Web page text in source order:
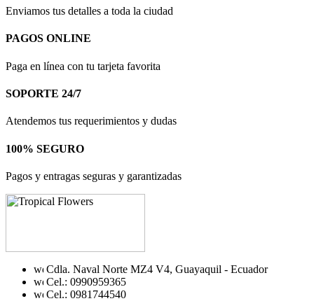
Enviamos tus detalles a toda la ciudad
PAGOS ONLINE
Paga en línea con tu tarjeta favorita
SOPORTE 24/7
Atendemos tus requerimientos y dudas
100% SEGURO
Pagos y entragas seguras y garantizadas
Cdla. Naval Norte MZ4 V4, Guayaquil - Ecuador
Cel.: 0990959365
Cel.: 0981744540